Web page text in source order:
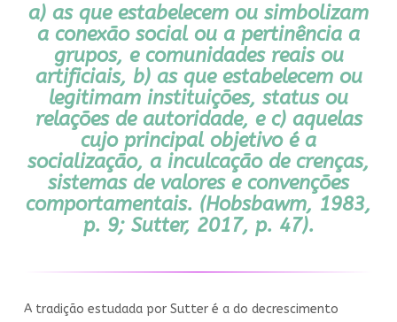
a) as que estabelecem ou simbolizam
a conexão social ou a pertinência a
grupos, e comunidades reais ou
artificiais, b) as que estabelecem ou
legitimam instituições, status ou
relações de autoridade, e c) aquelas
cujo principal objetivo é a
socialização, a inculcação de crenças,
sistemas de valores e convenções
comportamentais. (Hobsbawm, 1983,
p. 9; Sutter, 2017, p. 47).
A tradição estudada por Sutter é a do decrescimento